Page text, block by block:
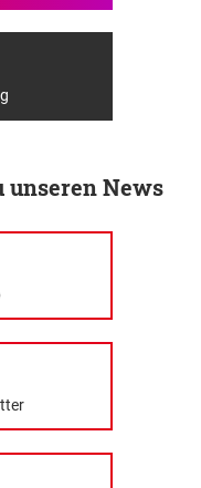
unseren News